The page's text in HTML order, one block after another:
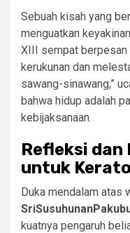
Sebuah kisah yang
menguatkan
XIII sempat berpesan
kerukunan dan
sawang-sinawang,”
bahwa hidup adalah
kebijaksanaan.
Refleksi dan
untuk
Duka mendalam atas
kuatnya pengaruh